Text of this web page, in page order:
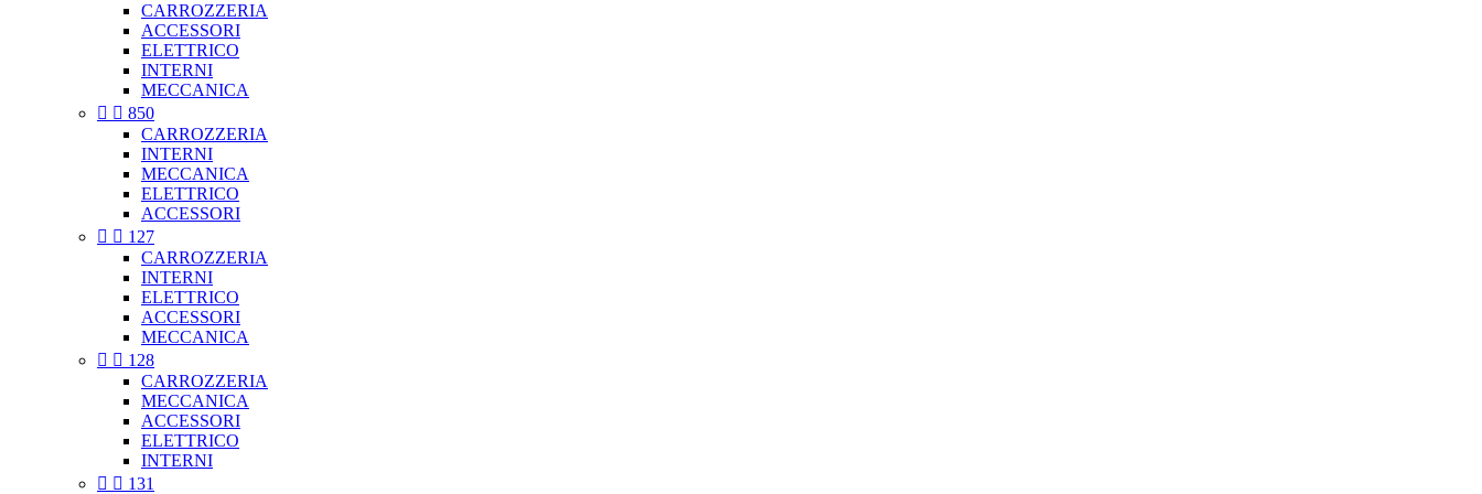
CARROZZERIA
ACCESSORI
ELETTRICO
INTERNI
MECCANICA
  850
CARROZZERIA
INTERNI
MECCANICA
ELETTRICO
ACCESSORI
  127
CARROZZERIA
INTERNI
ELETTRICO
ACCESSORI
MECCANICA
  128
CARROZZERIA
MECCANICA
ACCESSORI
ELETTRICO
INTERNI
  131